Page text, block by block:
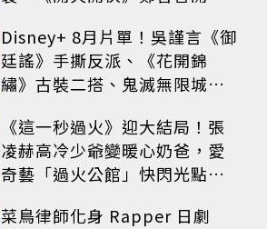
歸
Disney+ 8月片單！吳謹言《御
廷謠》手撕反派、《花開錦
繡》古裝二搭、鬼滅無限城震
《這一秒過火》迎大結局！張
凌赫高冷少爺變暖心奶爸，愛
奇藝「過火公館」快閃光點台
菜鳥律師化身 Rapper 日劇